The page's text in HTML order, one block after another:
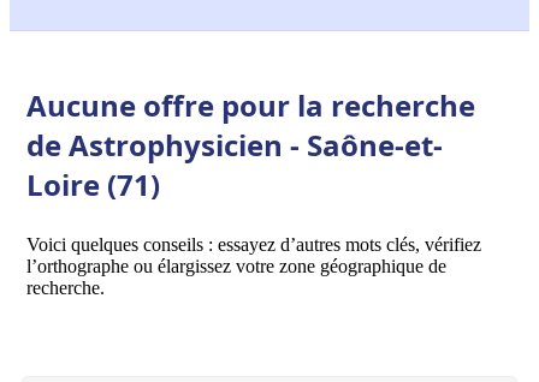
Aucune offre pour la recherche
de Astrophysicien - Saône-et-
Loire (71)
Voici quelques conseils : essayez d’autres mots clés, vérifiez
l’orthographe ou élargissez votre zone géographique de
recherche.